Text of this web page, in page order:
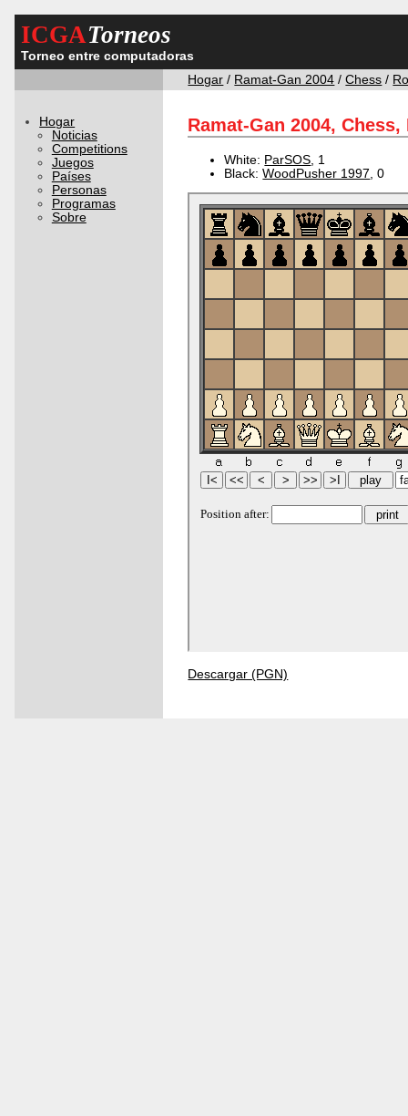
ICGATorneos
Torneo entre computadoras
Hogar / Ramat-Gan 2004 /Chess /
Hogar
Noticias
Competitions
Juegos
Países
Personas
Programas
Sobre
Ramat-Gan 2004,
White: ParSOS , 1
Black:WoodPusher 1997 , 0
Descargar (PGN)